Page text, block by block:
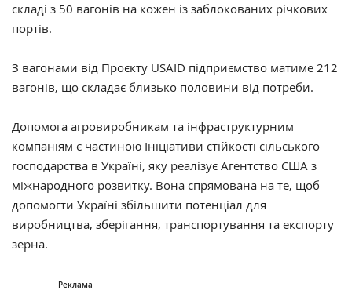
складі з 50 вагонів на кожен із заблокованих річкових
портів.
З вагонами від Проєкту USAID підприємство матиме 212
вагонів, що складає близько половини від потреби.
Допомога агровиробникам та інфраструктурним
компаніям є частиною Ініціативи стійкості сільського
господарства в Україні, яку реалізує Агентство США з
міжнародного розвитку. Вона спрямована на те, щоб
допомогти Україні збільшити потенціал для
виробництва, зберігання, транспортування та експорту
зерна.